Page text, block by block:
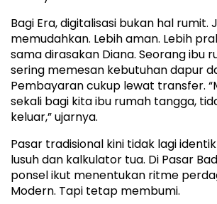
Bagi Era, digitalisasi bukan hal rumit.
memudahkan. Lebih aman. Lebih
sama dirasakan Diana. Seorang ibu
sering memesan kebutuhan dapur
Pembayaran cukup lewat transfer.
sekali bagi kita ibu rumah tangga,
keluar,” ujarnya.
Pasar tradisional kini tidak lagi
lusuh dan kalkulator tua. Di Pasar
ponsel ikut menentukan ritme
Modern. Tapi tetap membumi.